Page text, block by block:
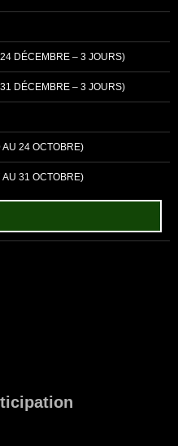
DÉCEMBRE – 3 JOURS)
DÉCEMBRE – 3 JOURS)
24 OCTOBRE)
31 OCTOBRE)